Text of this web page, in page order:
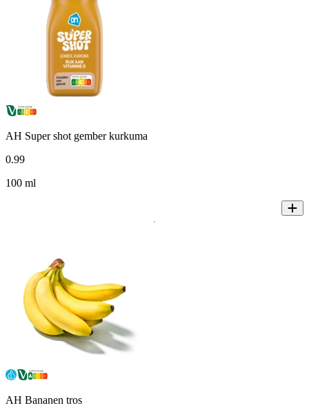
AH Super shot gember kurkuma
0.99
100 ml
AH Bananen tros